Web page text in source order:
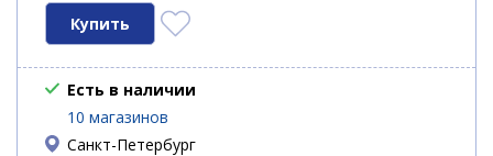
Есть в наличии
10 магазинов
Санкт-Петербург